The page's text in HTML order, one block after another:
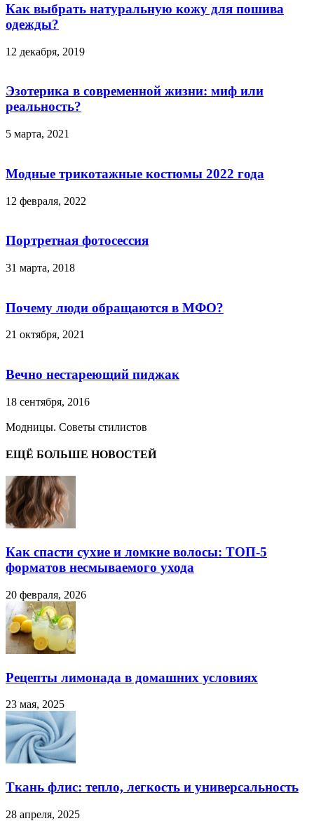
Как выбрать натуральную кожу для пошива
одежды?
12 декабря, 2019
Эзотерика в современной жизни: миф или
реальность?
5 марта, 2021
Модные трикотажные костюмы 2022 года
12 февраля, 2022
Портретная фотосессия
31 марта, 2018
Почему люди обращаются в МФО?
21 октября, 2021
Вечно нестареющий пиджак
18 сентября, 2016
Модницы. Советы стилистов
ЕЩЁ БОЛЬШЕ НОВОСТЕЙ
Как спасти сухие и ломкие волосы: ТОП-5
форматов несмываемого ухода
20 февраля, 2026
Рецепты лимонада в домашних условиях
23 мая, 2025
Ткань флис: тепло, легкость и универсальность
28 апреля, 2025